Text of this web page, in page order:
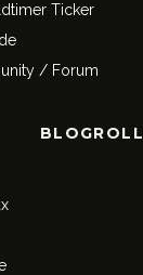
Ticker
/ Forum
BLOGROLL